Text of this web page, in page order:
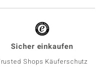
Sicher einkaufen
Shops Käuferschutz